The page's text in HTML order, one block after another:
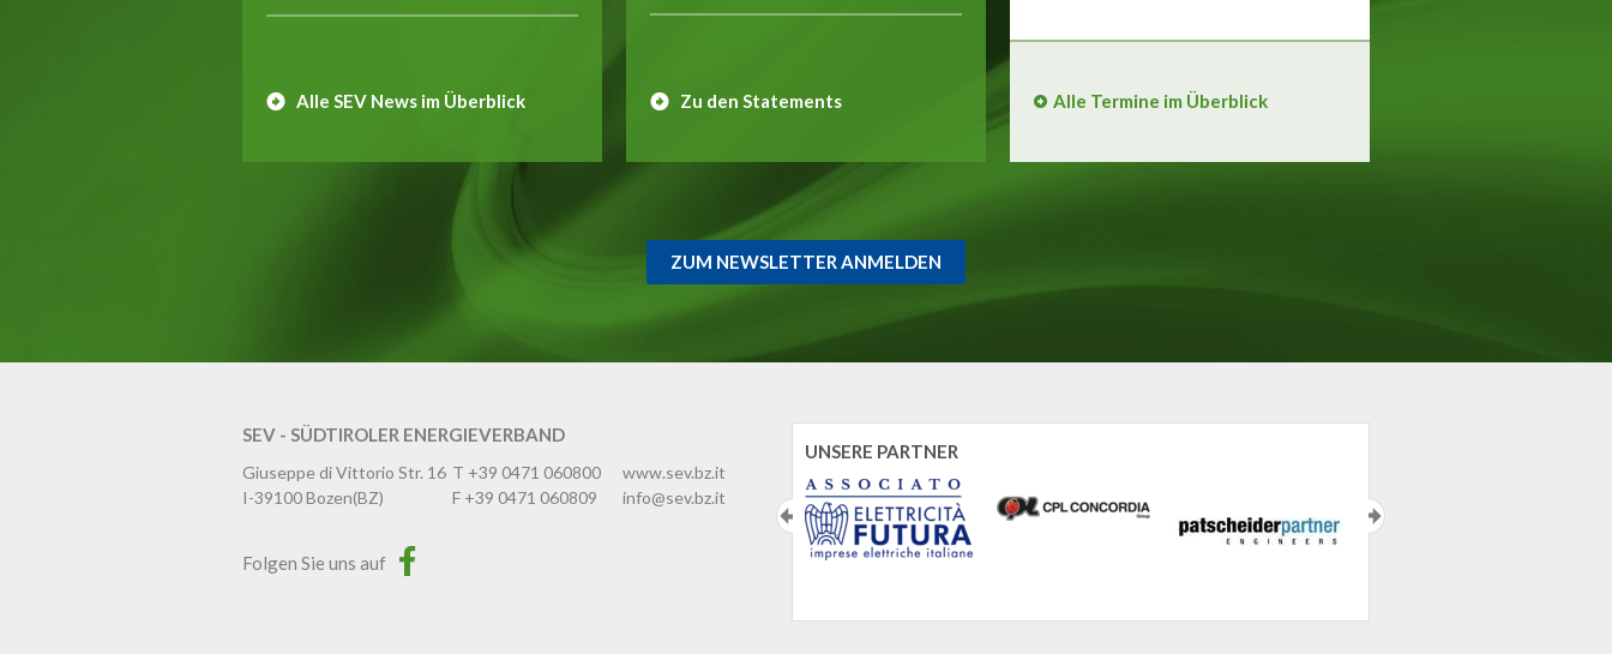
Alle SEV News im Überblick Zu den Statements Alle Termine im Überblick
ZUM NEWSLETTER ANMELDEN
SEV - SÜDTIROLER ENERGIEVERBAND
Giuseppe di Vittorio Str. 16
I-39100Bozen(BZ)
T +39 0471 060800
F +39 0471 060809
www.sev.bz.it
info@sev.bz.it
Folgen Sie uns auf
UNSERE PARTNER